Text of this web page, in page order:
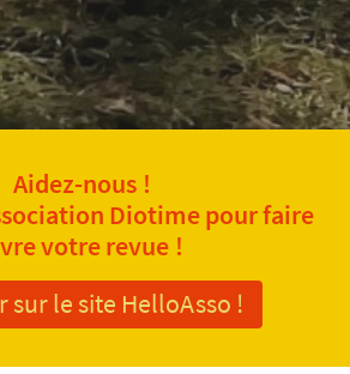
Aidez-nous !
Diotime pour faire
votre revue !
sur le site HelloAsso !